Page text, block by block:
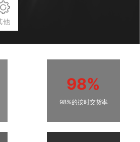
他
98%
98%的按时交货率